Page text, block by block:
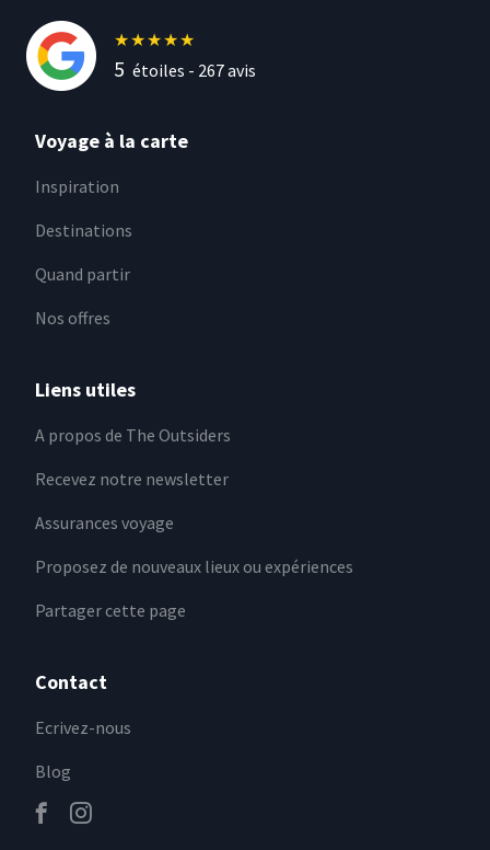
★★★★★
5 étoiles - 267avis
Voyage à la carte
Inspiration
Destinations
Quand partir
Nos offres
Liens utiles
A propos de The Outsiders
Recevez notre newsletter
Assurances voyage
Proposez de nouveaux lieux ou expériences
Partager cette page
Contact
Ecrivez-nous
Blog